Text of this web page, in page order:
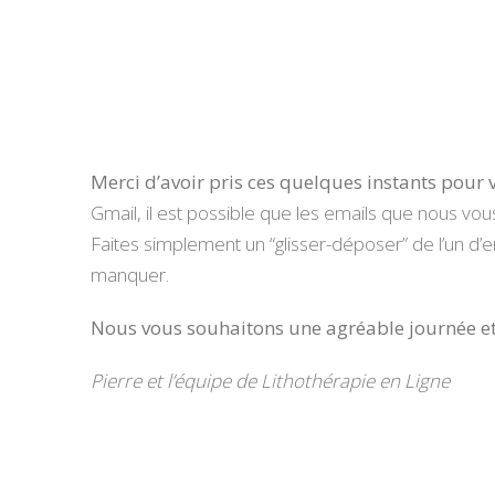
Merci d’avoir pris ces quelques instants pour
Gmail, il est possible que les emails que nous
Faites simplement un “glisser-déposer” de l’un
manquer.
Nous vous souhaitons une agréable journée
Pierre et l’équipe de Lithothérapie en Ligne
de
de la Pierre
Amétrine